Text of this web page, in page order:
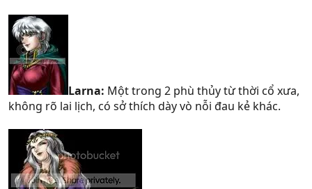
Larna: Một trong 2 phù thủy từ thời cổ xưa,
không rõ lai lịch, có sở thích dày vò nỗi đau kẻ khác.